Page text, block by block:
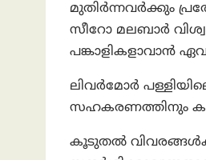
മുതിർന്നവർക്കും
സീറോ മലബാർ
പങ്കാളികളാവാൻ
ലിവർമോർ
സഹകരണത്തിനും
കൂടുതൽ